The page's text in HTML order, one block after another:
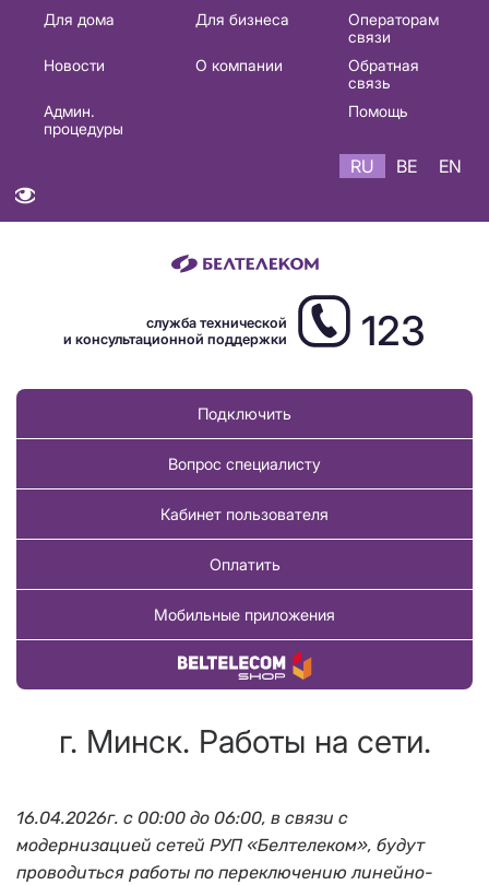
Основная
навигация
Для дома Для бизнеса
Операторам
связи
Новости
О компании
Обратная
связь
Админ.
процедуры
Помощь
RU BE EN
служба технической
и консультационной поддержки
123
Подключить
Вопрос специалисту
Кабинет пользователя
Оплатить
Мобильные приложения
Купить товар
г. Минск. Работы на сети.
16.04.2026г. с 00:00 до 06:00, в связи с
модернизацией сетей РУП «Белтелеком», будут
проводиться работы по переключению линейно-